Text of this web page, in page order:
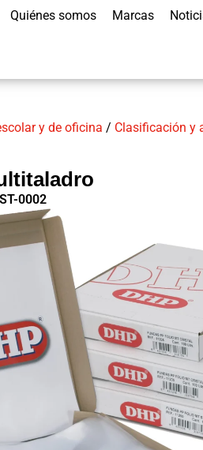
Quiénes somos Marcas
y de oficina / Clasificación y
0002